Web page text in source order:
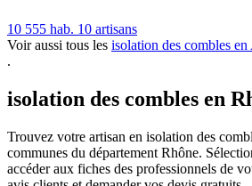
10 555 hab. 10 artisans
Voir aussi tous les isolation des combles
.
isolation des combles en
Trouvez votre artisan en isolation des
communes du département Rhône.
accéder aux fiches des professionnels de